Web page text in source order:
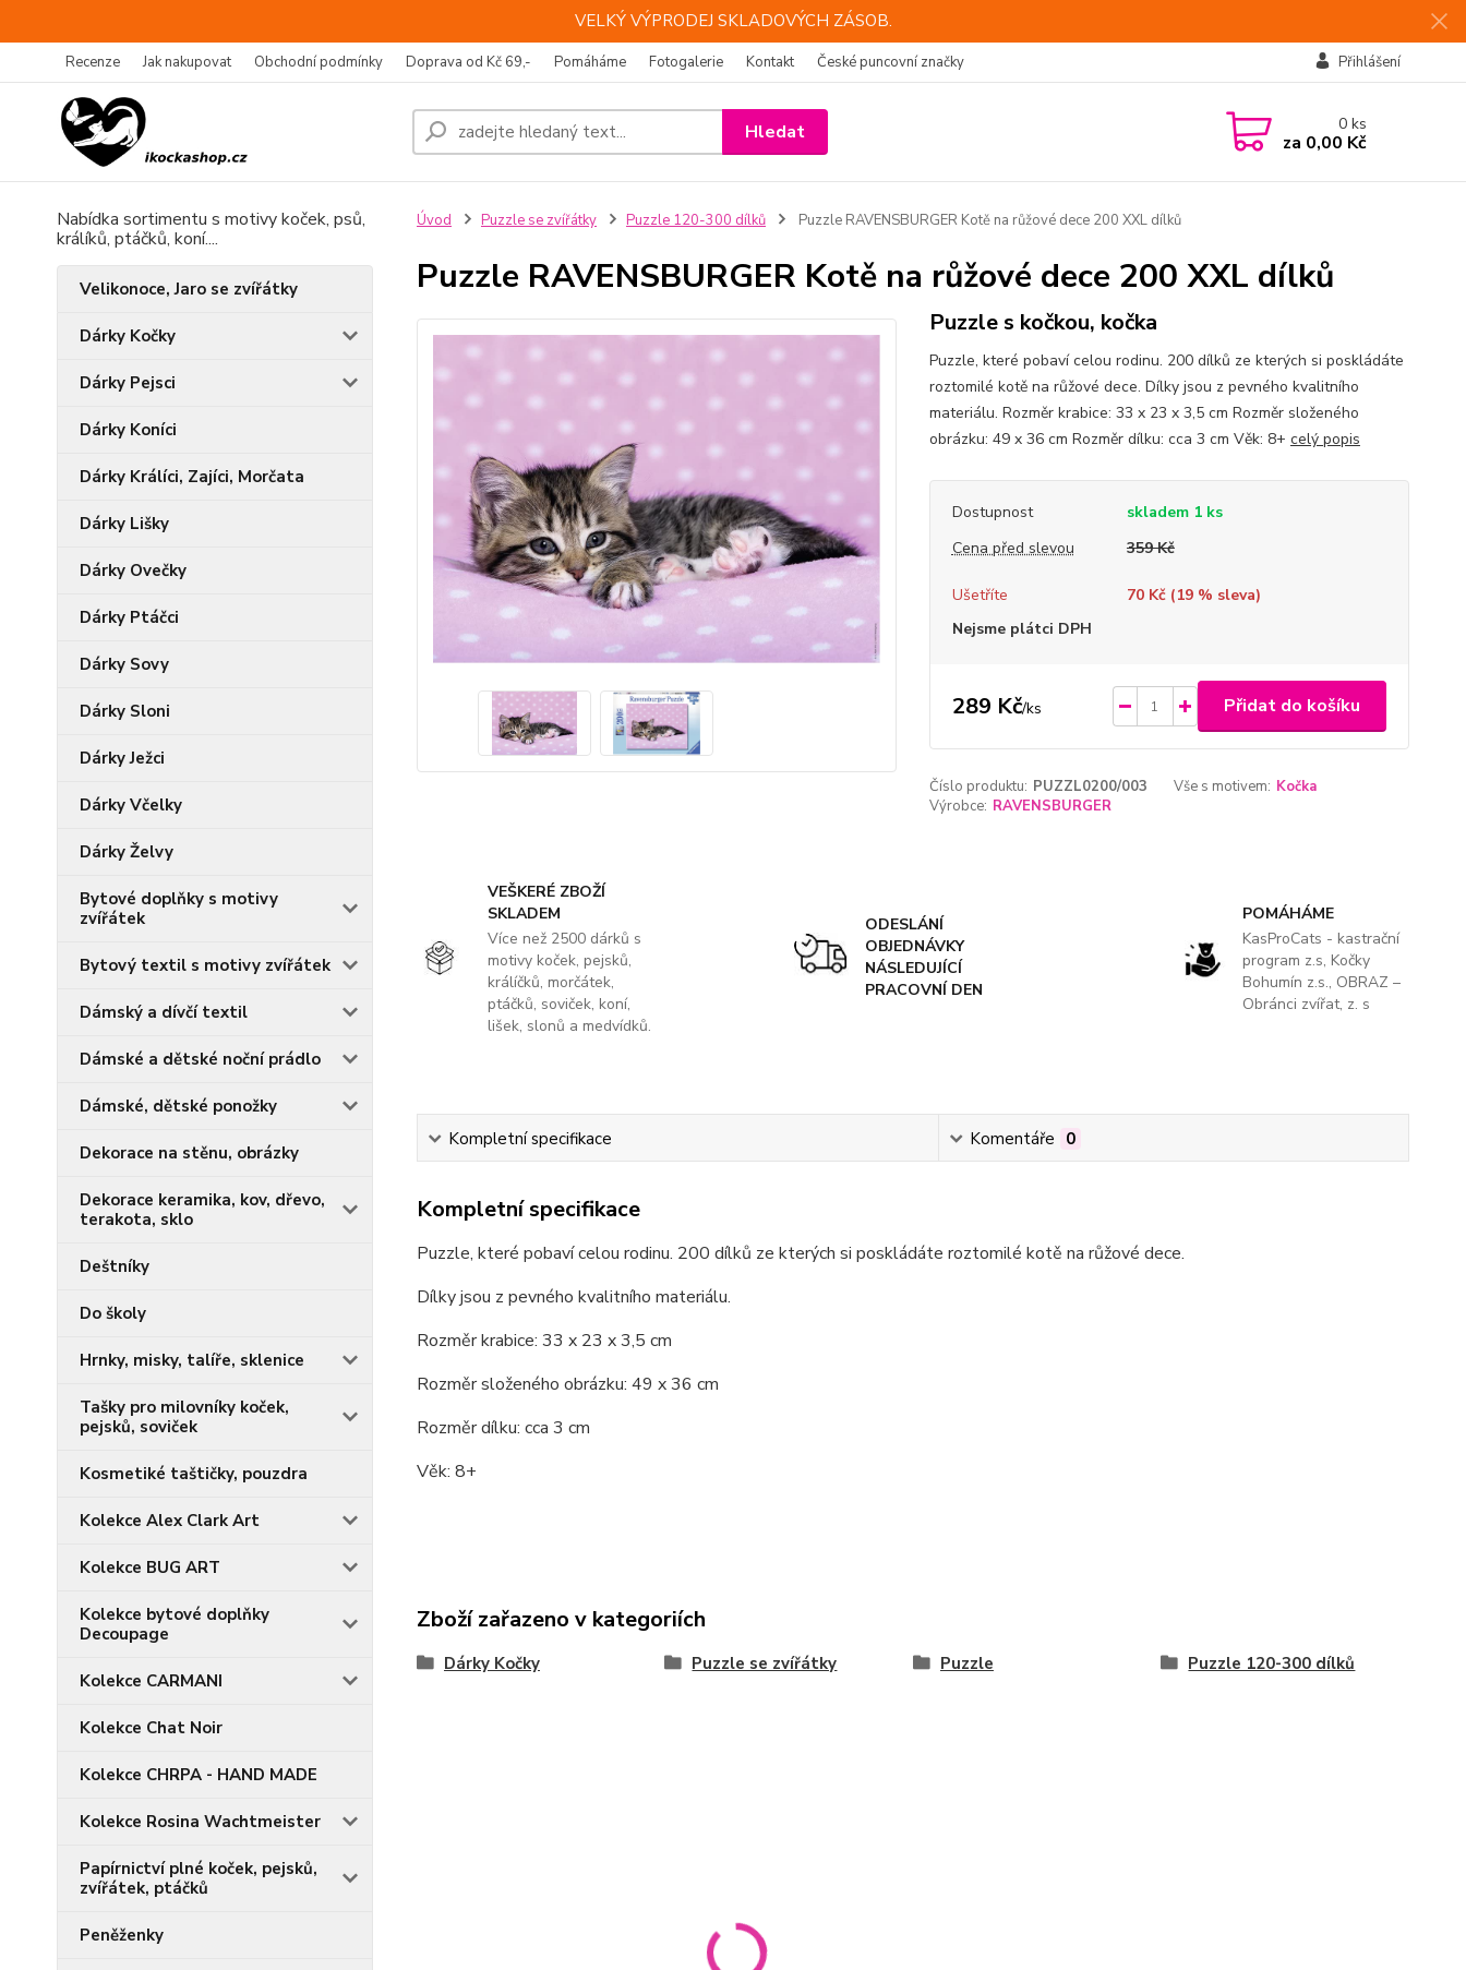
VELKÝ VÝPRODEJ SKLADOVÝCH ZÁSOB.
Recenze Jak nakupovat Obchodní podmínky Doprava od Kč 69,- Pomáháme Fotogalerie Kontakt České puncovní značky Přihlášení
Hledat 0ks
za 0,00 Kč
Nabídka sortimentu s motivy koček, psů,
králíků, ptáčků, koní....
Velikonoce, Jaro se zvířátky
Dárky Kočky
Dárky Pejsci
Dárky Koníci
Dárky Králíci, Zajíci, Morčata
Dárky Lišky
Dárky Ovečky
Dárky Ptáčci
Dárky Sovy
Dárky Sloni
Dárky Ježci
Dárky Včelky
Dárky Želvy
Bytové doplňky s motivy
zvířátek
Bytový textil s motivy zvířátek
Dámský a dívčí textil
Dámské a dětské noční prádlo
Dámské, dětské ponožky
Dekorace na stěnu, obrázky
Dekorace keramika, kov, dřevo,
terakota, sklo
Deštníky
Do školy
Hrnky, misky, talíře, sklenice
Tašky pro milovníky koček,
pejsků, soviček
Kosmetiké taštičky, pouzdra
Kolekce Alex Clark Art
Kolekce BUG ART
Kolekce bytové doplňky
Decoupage
Kolekce CARMANI
Kolekce Chat Noir
Kolekce CHRPA - HAND MADE
Kolekce Rosina Wachtmeister
Papírnictví plné koček, pejsků,
zvířátek, ptáčků
Peněženky
Úvod Puzzle se zvířátky Puzzle 120-300 dílků Puzzle RAVENSBURGER Kotě na růžové dece 200 XXL dílků
Puzzle RAVENSBURGER Kotě na růžové dece 200 XXL dílků
Puzzle s kočkou, kočka
Puzzle, které pobaví celou rodinu. 200 dílků ze kterých si poskládáte
roztomilé kotě na růžové dece. Dílky jsou z pevného kvalitního
materiálu. Rozměr krabice: 33 x 23 x 3,5 cm Rozměr složeného
obrázku: 49 x 36 cm Rozměr dílku: cca 3 cm Věk: 8+ celý popis
Dostupnost
skladem 1 ks
Cena před slevou
359 Kč
Ušetříte 70 Kč (19% sleva)
Nejsme plátci DPH
289 Kč/ks Přidat do košíku
Číslo produktu: PUZZL0200/003 Vše s motivem: Kočka
Výrobce: RAVENSBURGER
VEŠKERÉ ZBOŽÍ
SKLADEM
Více než 2500 dárků s
motivy koček, pejsků,
králíčků, morčátek,
ptáčků, soviček, koní,
lišek, slonů a medvídků.
ODESLÁNÍ
OBJEDNÁVKY
NÁSLEDUJÍCÍ
PRACOVNÍ DEN
POMÁHÁME
KasProCats - kastrační
program z.s, Kočky
Bohumín z.s., OBRAZ –
Obránci zvířat, z. s
Kompletní specifikace Komentáře 0
Kompletní specifikace
Puzzle, které pobaví celou rodinu. 200 dílků ze kterých si poskládáte roztomilé kotě na růžové dece.
Dílky jsou z pevného kvalitního materiálu.
Rozměr krabice: 33 x 23 x 3,5 cm
Rozměr složeného obrázku: 49 x 36 cm
Rozměr dílku: cca 3 cm
Věk: 8+
Zboží zařazeno v kategoriích
Dárky Kočky Puzzle se zvířátky Puzzle Puzzle 120-300 dílků